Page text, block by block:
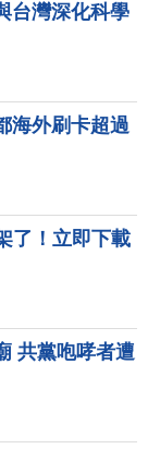
台灣深化科學
海外刷卡超過
了！立即下載
共黨咆哮者遭